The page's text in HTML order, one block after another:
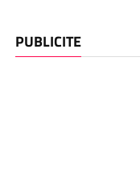
PUBLICITE